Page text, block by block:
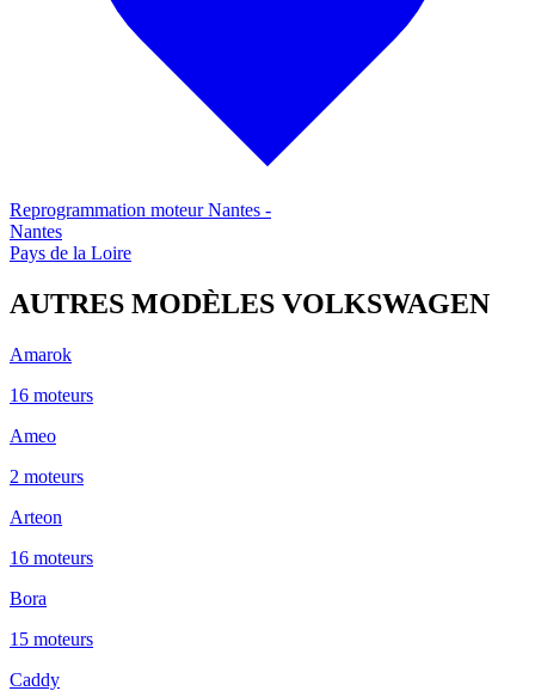
Reprogrammation moteurNantes -
Nantes
Pays de la Loire
AUTRES MODÈLES VOLKSWAGEN
Amarok
16 moteurs
Ameo
2 moteurs
Arteon
16 moteurs
Bora
15 moteurs
Caddy